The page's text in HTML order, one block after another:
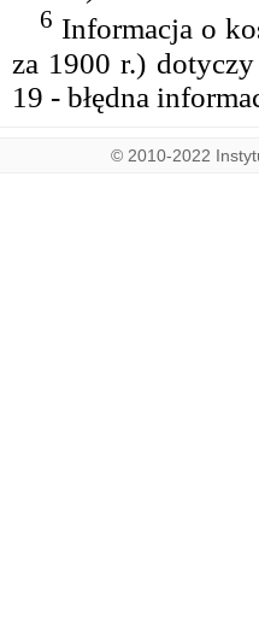
6 Informacja o
za 1900 r.)
19 - błędna
© 2010-2022